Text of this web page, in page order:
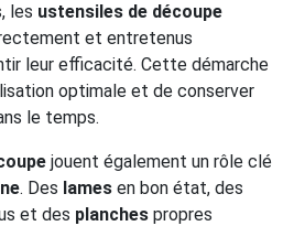
les ustensiles de découpe
et entretenus
leur efficacité. Cette démarche
optimale et de conserver
le temps.
jouent également un rôle clé
. Des lames en bon état, des
et des planches propres